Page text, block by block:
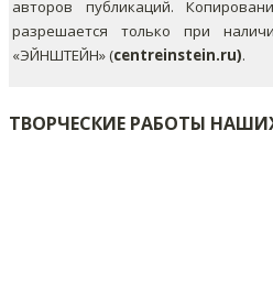
авторов публикаций.
разрешается только при
«ЭЙНШТЕЙН» (centreinstein.ru).
ТВОРЧЕСКИЕ РАБОТЫ